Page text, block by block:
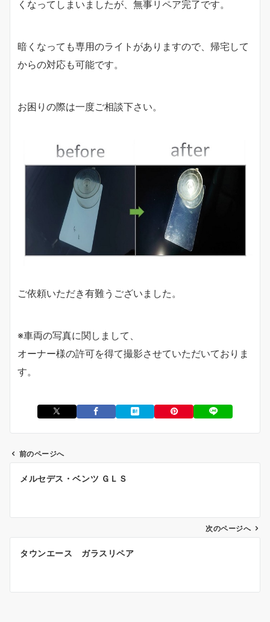
くなってしまいましたが、無事リペア完了です。
暗くなっても専用のライトがありますので、帰宅して
からの対応も可能です。
お困りの際は一度ご相談下さい。
ご依頼いただき有難うございました。
※車両の写真に関しまして、
オーナー様の許可を得て撮影させていただいておりま
す。
ビ
ン
前のページへ
メルセデス・ベンツ ＧＬＳ
次のページへ
タウンエース ガラスリペア